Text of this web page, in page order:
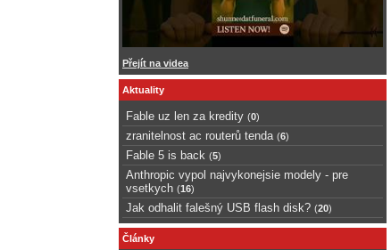
Přejít na videa
Aktuality
Fable uz len za kredity (0)
zranitelnost ac routerů tenda (6)
Fable 5 is back (5)
Anthropic vypol najvykonejsie modely - pre
vsetkych (16)
Jak odhalit falešný USB flash disk? (20)
Články